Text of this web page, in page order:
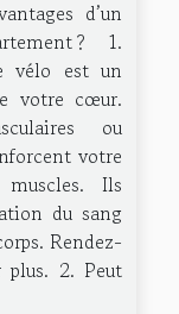
d’un
? 1.
vélo est un
votre cœur.
ou
votre
Ils
du sang
Rendez-
2. Peut